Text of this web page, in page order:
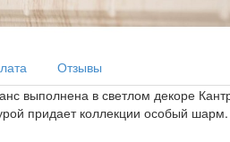
Отзывы
выполнена в светлом декоре
придает коллекции особый шарм.